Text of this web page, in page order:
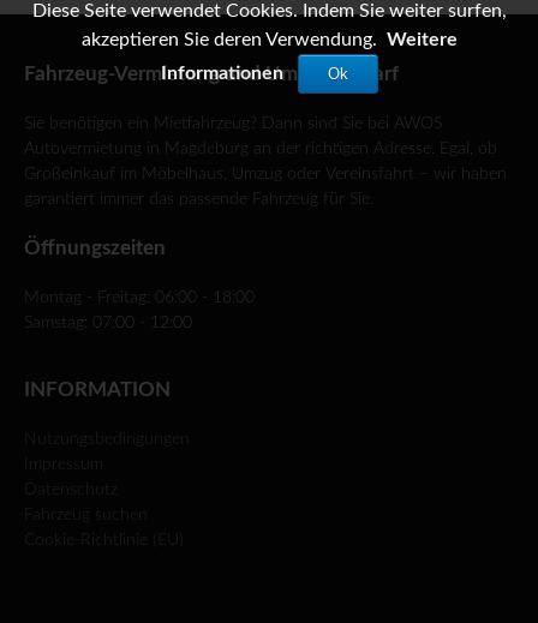
Fahrzeug-Vermietung und Umzugsbedarf
Sie benötigen ein Mietfahrzeug? Dann sind Sie bei AWOS
Autovermietung in Magdeburg an der richtigen Adresse. Egal, ob
Großeinkauf im Möbelhaus, Umzug oder Vereinsfahrt – wir haben
garantiert immer das passende Fahrzeug für Sie.
Öffnungszeiten
Montag - Freitag: 06:00 - 18:00
Samstag: 07:00 - 12:00
INFORMATION
Nutzungsbedingungen
Fahrzeug suchen
Cookie-Richtlinie (EU)
Diese Seite verwendet Cookies. Indem Sie weiter surfen,
akzeptieren Sie deren Verwendung. Weitere
Informationen
Ok